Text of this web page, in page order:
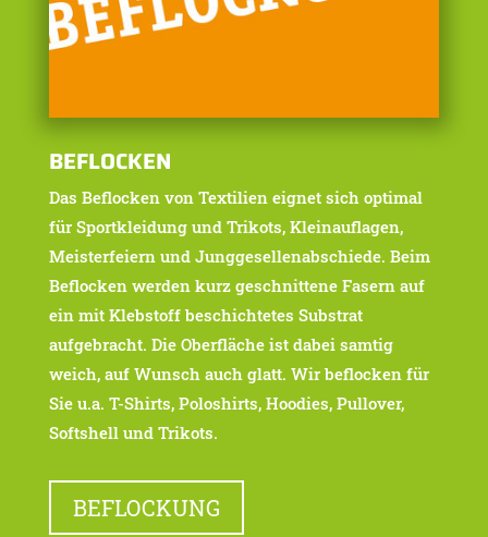
BEFLOCKEN
Das Beflocken von Textilien eignet sich optimal
für Sportkleidung und Trikots, Kleinauflagen,
Meisterfeiern und Junggesellenabschiede. Beim
Beflocken werden kurz geschnittene Fasern auf
ein mit Klebstoff beschichtetes Substrat
aufgebracht. Die Oberfläche ist dabei samtig
weich, auf Wunsch auch glatt. Wir beflocken für
Sie u.a. T-Shirts, Poloshirts, Hoodies, Pullover,
Softshell und Trikots.
BEFLOCKUNG